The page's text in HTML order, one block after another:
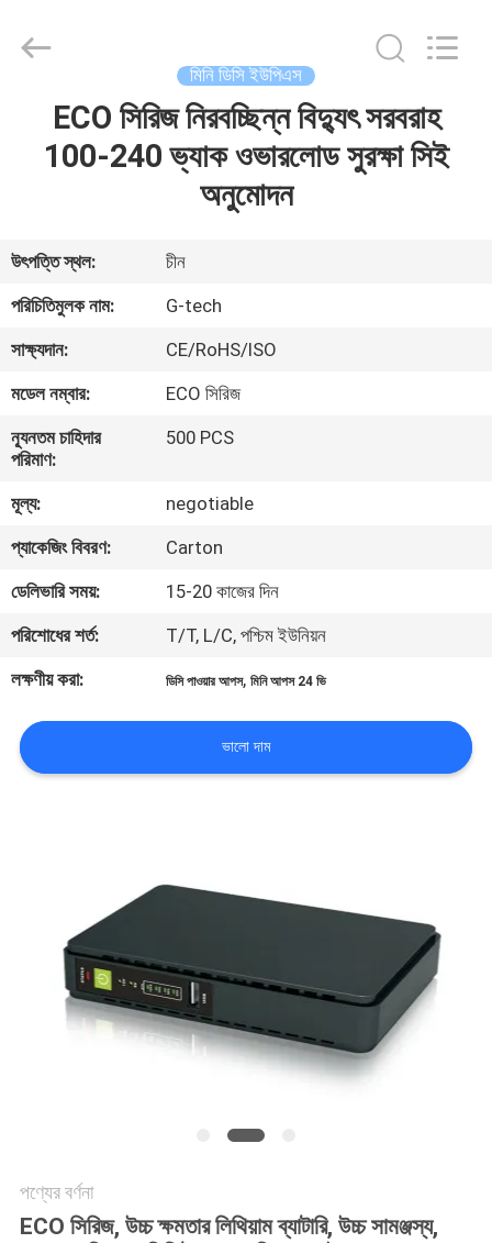
আমাদের
সম্বন্ধে
কারখানা
পরিদর্শন
নিয়ন্ত্রণ
আমাদের
সাথে
যোগাযোগ
খবর
POWER
GROUP.
মিনি ডিসি ইউপিএস
ECO সিরিজ নিরবচ্ছিন্ন বিদ্যুৎ সরবরাহ
100-240 ভ্যাক ওভারলোড সুরক্ষা সিই
অনুমোদন
উৎপত্তি স্থল:
চীন
পরিচিতিমুলক নাম:
G-tech
সাক্ষ্যদান:
CE/RoHS/ISO
মডেল নম্বার:
ECO সিরিজ
ন্যূনতম চাহিদার
পরিমাণ:
500 PCS
মূল্য:
negotiable
প্যাকেজিং বিবরণ:
Carton
ডেলিভারি সময়:
15-20 কাজের দিন
পরিশোধের শর্ত:
T/T, L/C, পশ্চিম ইউনিয়ন
লক্ষণীয় করা:
ডিসি পাওয়ার আপস,মিনি আপস 24 ভি
ভালো দাম
পণ্যের বর্ণনা
ECO সিরিজ, উচ্চ ক্ষমতার লিথিয়াম ব্যাটারি, উচ্চ সামঞ্জস্য,